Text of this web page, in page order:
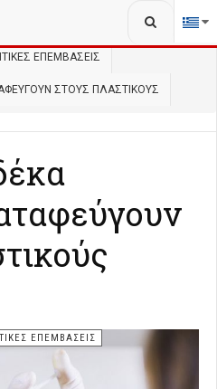
ΕΠΕΜΒΆΣΕΙΣ
ΣΤΟΥΣ ΠΛΑΣΤΙΚΟΎΣ
ΕΠΕΜΒΆΣΕΙΣ